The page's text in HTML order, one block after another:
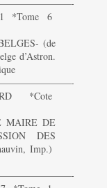
*Tome 6
(de
d’Astron.
*Cote
MAIRE DE
DES
Imp.)